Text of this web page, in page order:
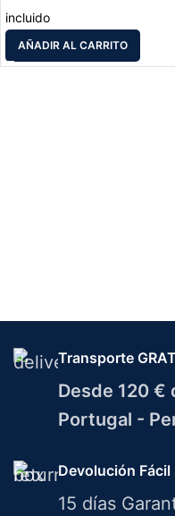
incluido
AÑADIR AL CARRITO
Transporte
Desde 120 €
Portugal -
Devolución Fácil
15 días